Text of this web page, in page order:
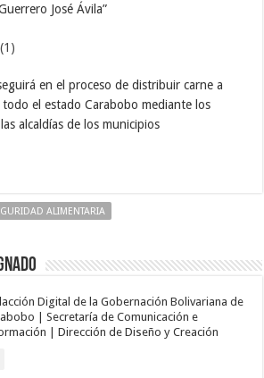
José Ávila”
en el proceso de distribuir carne a
el estado Carabobo mediante los
alcaldías de los municipios
ALIMENTARIA
Digital de la Gobernación Bolivariana de
| Secretaría de Comunicación e
| Dirección de Diseño y Creación